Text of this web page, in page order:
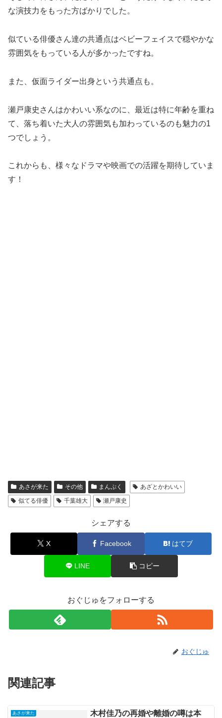
な演技力をもった方ばかりでした。
似ている俳優さん達の共通点はベビーフェイスで穏やかな
雰囲気をもっている人が多かったですね。
また、仮面ライダー出身という共通点も。
瀬戸康史さんはかわいい系なのに、最近は特に年齢を重ね
て、落ち着いた大人の雰囲気も加わっているのも魅力の1
つでしょう。
これからも、様々なドラマや映画での活躍を期待していま
す！
あさが来た その他 まんぷく
あざとかわいい
似てる俳優
千葉雄大 瀬戸康史
シェアする
X Facebook はてブ
LINE コピー
おぐじゅをフォローする
おぐじゅ
関連記事
あさが来た
木村佳乃の再婚や離婚の噂は本